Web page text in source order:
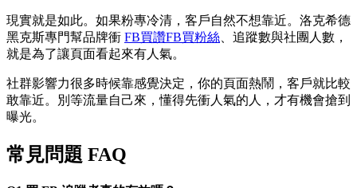
現實就是如此。如果粉專冷清，客戶自然不想靠近。洛克希德
黑克斯專門幫品牌衝 FB買讚FB買粉絲、追蹤數與社團人數，
就是為了讓頁面看起來有人氣。
社群影響力很多時候靠感覺決定，你的頁面熱鬧，客戶就比較
敢靠近。別等流量自己來，懂得先衝人氣的人，才有機會搶到
曝光。
常見問題 FAQ